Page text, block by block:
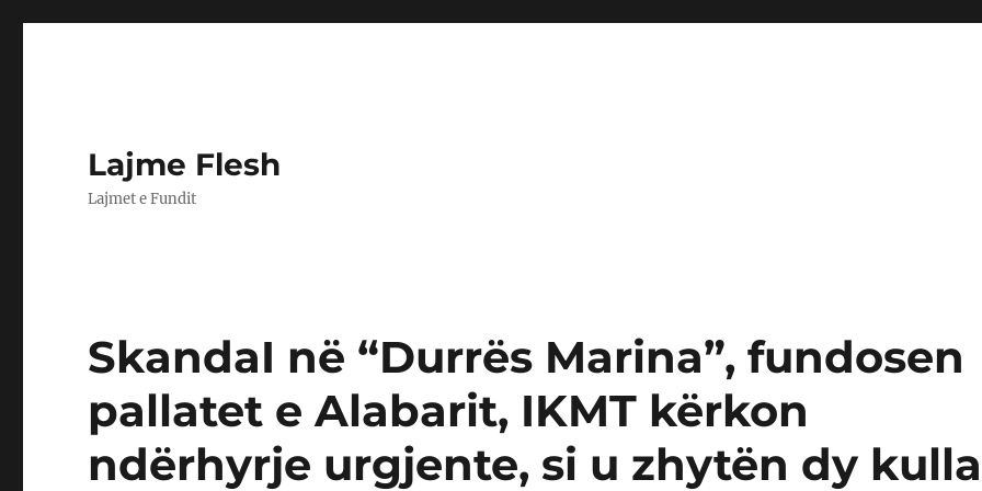
Lajme Flesh
Lajmet e Fundit
SkandaI në “Durrës Marina”, fundosen
pallatet e Alabarit, IKMT kërkon
ndërhyrje urgjente, si u zhytën dy kulla